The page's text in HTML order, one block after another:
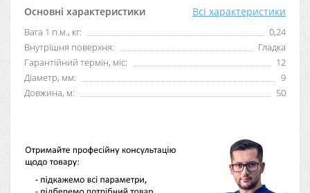
Основні характеристики Всі характеристики
Вага 1 п.м., кг:
0,24
Внутрішня поверхня:
Гладка
Гарантійний термін, міс:
12
Діаметр, мм:
9
Довжина, м:
50